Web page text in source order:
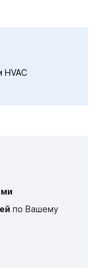
по Вашему